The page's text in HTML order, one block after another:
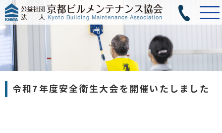
令和7年度安全衛生大会を開催いたしました